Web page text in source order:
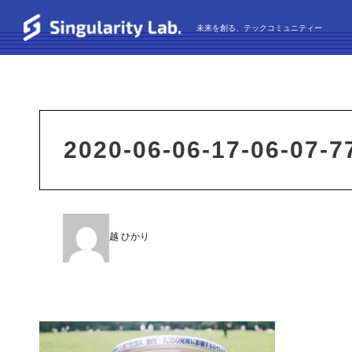
未来を創る、テックコミュニティー
2020-06-06-17-06-07-
越 ひかり